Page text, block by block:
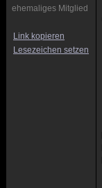
ehemaliges Mitglied
Link kopieren
Lesezeichen setzen